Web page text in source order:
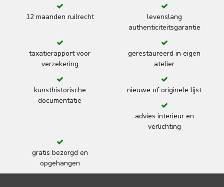
12 maanden ruilrecht
levenslang
authenticiteitsgarantie
taxatierapport voor
verzekering
gerestaureerd in eigen
atelier
kunsthistorische
documentatie
nieuwe of originele lijst
advies interieur en
verlichting
gratis bezorgd en
opgehangen